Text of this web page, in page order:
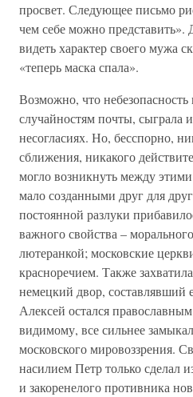
просвет. Следующее письмо
чем себе можно представить».
видеть характер своего мужа
«теперь маска спала».
Возможно, что
случайностям почты, сыграла
несогласиях. Но, бесспорно,
сближения, никакого
могло возникнуть между
мало созданными друг для
постоянной разлуки
важного свойства –
лютеранкой; московские
красноречием. Также
немецкий двор, составлявший
Алексей остался
видимому, все сильнее
московского мировоззрения.
насилием Петр только сделал
и закоренелого противника